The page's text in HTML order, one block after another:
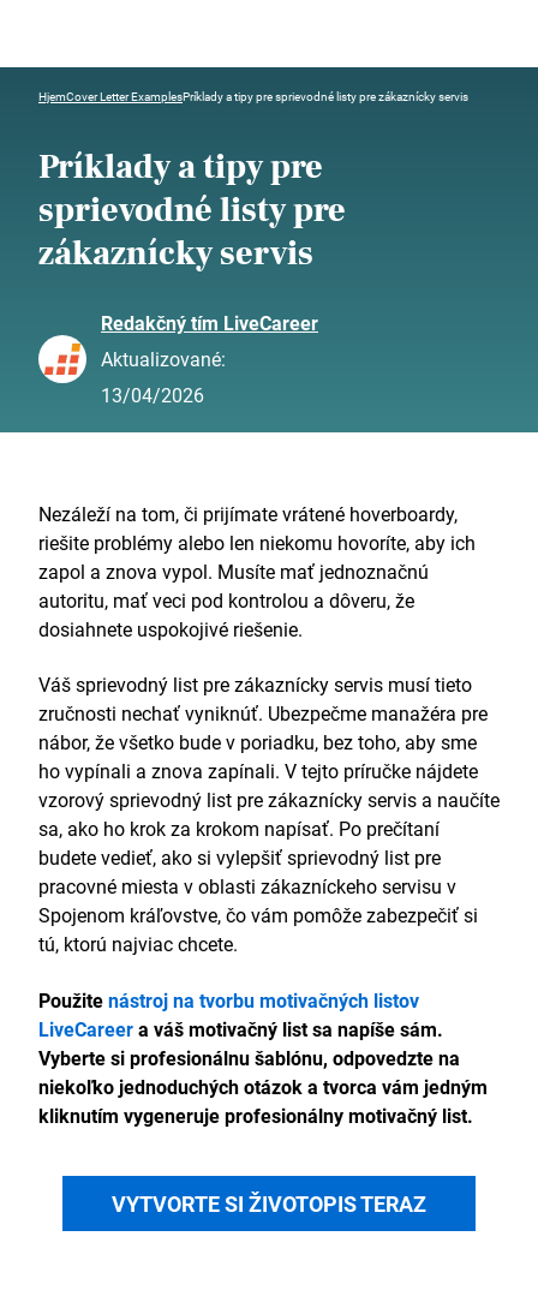
HjemCover Letter ExamplesPríklady a tipy pre sprievodné listy pre zákaznícky servis
Príklady a tipy pre
sprievodné listy pre
zákaznícky servis
Redakčný tím LiveCareer
Aktualizované:
13/04/2026
Nezáleží na tom, či prijímate vrátené hoverboardy,
riešite problémy alebo len niekomu hovoríte, aby ich
zapol a znova vypol. Musíte mať jednoznačnú
autoritu, mať veci pod kontrolou a dôveru, že
dosiahnete uspokojivé riešenie.
Váš sprievodný list pre zákaznícky servis musí tieto
zručnosti nechať vyniknúť. Ubezpečme manažéra pre
nábor, že všetko bude v poriadku, bez toho, aby sme
ho vypínali a znova zapínali. V tejto príručke nájdete
vzorový sprievodný list pre zákaznícky servis a naučíte
sa, ako ho krok za krokom napísať. Po prečítaní
budete vedieť, ako si vylepšiť sprievodný list pre
pracovné miesta v oblasti zákazníckeho servisu v
Spojenom kráľovstve, čo vám pomôže zabezpečiť si
tú, ktorú najviac chcete.
Použitenástroj na tvorbu motivačných listov
LiveCareera váš motivačný list sa napíše sám.
Vyberte si profesionálnu šablónu, odpovedzte na
niekoľko jednoduchých otázok a tvorca vám jedným
kliknutím vygeneruje profesionálny motivačný list.
VYTVORTE SI ŽIVOTOPIS TERAZ